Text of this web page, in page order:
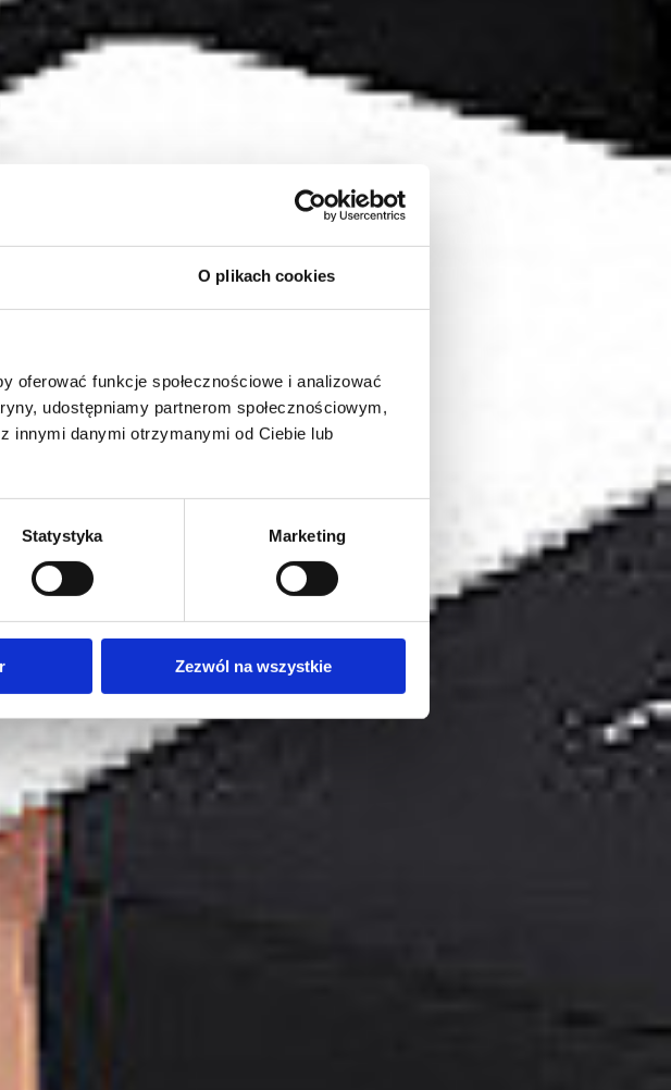
O plikach cookies
oferować funkcje społecznościowe i analizować
udostępniamy partnerom społecznościowym,
innymi danymi otrzymanymi od Ciebie lub
Statystyka Marketing
Zezwól na wszystkie